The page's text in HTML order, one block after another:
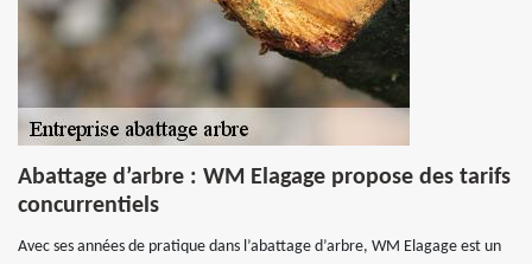
Abattage d’arbre : WM Elagage propose des tarifs
concurrentiels
Avec ses années de pratique dans l’abattage d’arbre, WM Elagage est un